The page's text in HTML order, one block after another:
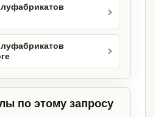
по этому запросу